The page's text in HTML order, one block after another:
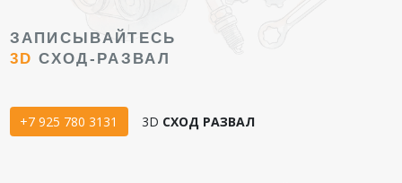
ЗАПИСЫВАЙТЕСЬ
3D СХОД-РАЗВАЛ
+7 925 780 3131 3D СХОД РАЗВАЛ